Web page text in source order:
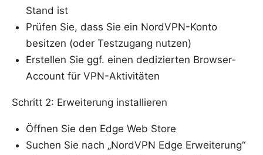
Stand ist
Prüfen Sie, dass Sie ein NordVPN-Konto
besitzen (oder Testzugang nutzen)
Erstellen Sie ggf. einen dedizierten Browser-
Account für VPN-Aktivitäten
Schritt 2: Erweiterung installieren
Öffnen Sie den Edge Web Store
Suchen Sie nach „NordVPN Edge Erweiterung“